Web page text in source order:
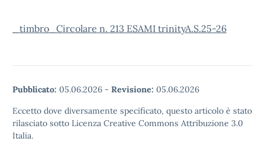
_timbro_Circolare n. 213 ESAMI trinityA.S.25-26
Pubblicato: 05.06.2026 - Revisione: 05.06.2026
Eccetto dove diversamente specificato, questo articolo è stato
rilasciato sotto Licenza Creative Commons Attribuzione 3.0
Italia.